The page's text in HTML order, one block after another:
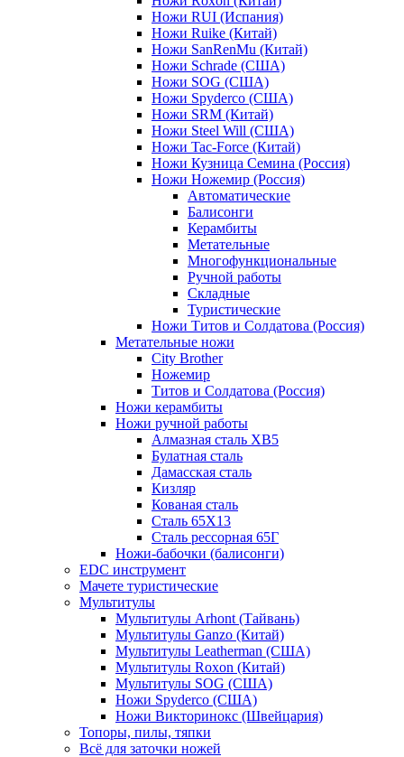
Ножи RUI (Испания)
Ножи Ruike (Китай)
Ножи SanRenMu (Китай)
Ножи Schrade (США)
Ножи SOG (США)
Ножи Spyderco (США)
Ножи SRM (Китай)
Ножи Steel Will (США)
Ножи Tac-Force (Китай)
Ножи Кузница Семина (Россия)
Ножи Ножемир (Россия)
Автоматические
Балисонги
Керамбиты
Метательные
Многофункциональные
Ручной работы
Складные
Туристические
Ножи Титов и Солдатова (Россия)
Метательные ножи
City Brother
Ножемир
Титов и Солдатова (Россия)
Ножи керамбиты
Ножи ручной работы
Алмазная сталь ХВ5
Булатная сталь
Дамасская сталь
Кизляр
Кованая сталь
Сталь 65Х13
Сталь рессорная 65Г
Ножи-бабочки (балисонги)
EDC инструмент
Мачете туристические
Мультитулы
Мультитулы Arhont (Тайвань)
Мультитулы Ganzo (Китай)
Мультитулы Leatherman (США)
Мультитулы Roxon (Китай)
Мультитулы SOG (США)
Ножи Spyderco (США)
Ножи Викторинокс (Швейцария)
Топоры, пилы, тяпки
Всё для заточки ножей